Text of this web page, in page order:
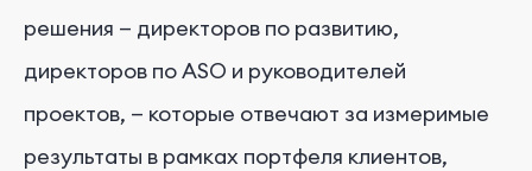
решения — директоров по развитию,
директоров по ASO и руководителей
проектов, — которые отвечают за измеримые
результаты в рамках портфеля клиентов,